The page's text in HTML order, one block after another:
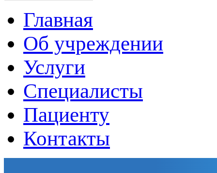
Главная
Об учреждении
Услуги
Специалисты
Пациенту
Контакты